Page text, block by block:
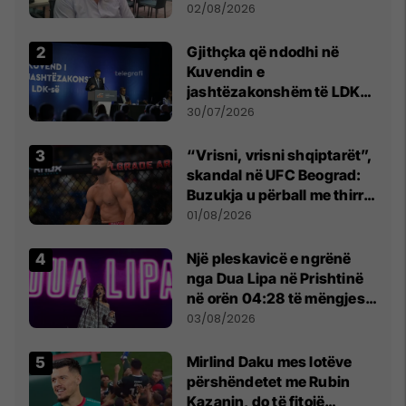
dikush e tradhtoi në
02/08/2026
Gjithçka që ndodhi në
Kuvendin e
jashtëzakonshëm të LDK-
së
30/07/2026
“Vrisni, vrisni shqiptarët”,
skandal në UFC Beograd:
Buzukja u përball me thirrje
anti-shqiptare nga
01/08/2026
Një pleskavicë e ngrënë
nga Dua Lipa në Prishtinë
në orën 04:28 të mëngjesit
- dhe bota digjitale serbe
03/08/2026
Mirlind Daku mes lotëve
përshëndetet me Rubin
Kazanin, do të fitojë